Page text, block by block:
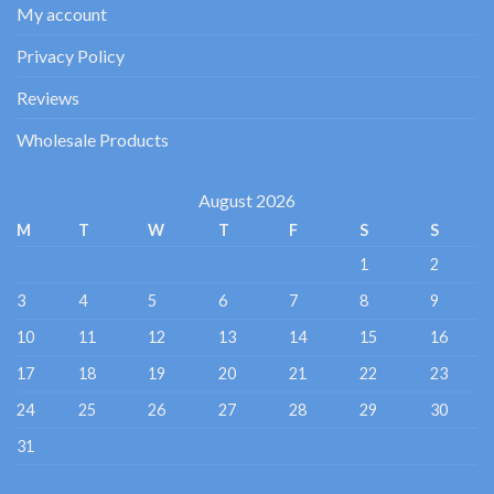
My account
Privacy Policy
Reviews
Wholesale Products
August 2026
M T W T F S
S
1
2
3
4 5 6 7 8
9
10
11 12 13 14 15
16
17
18 19 20 21 22
23
24
25 26 27 28 29
30
31